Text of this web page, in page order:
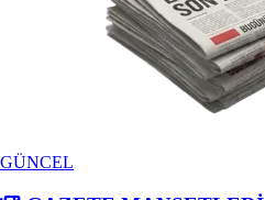
GÜNCEL